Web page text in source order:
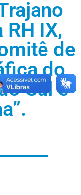
RH IX,
de
do
Sul e